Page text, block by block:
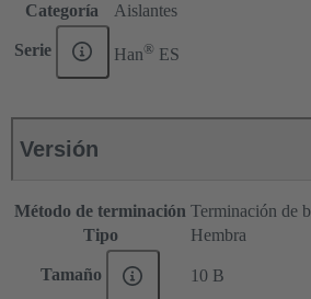
Categoría Aislantes
Serie Han® ES
Versión
Método de terminación Terminación de
Tipo
Hembra
Tamaño 10 B